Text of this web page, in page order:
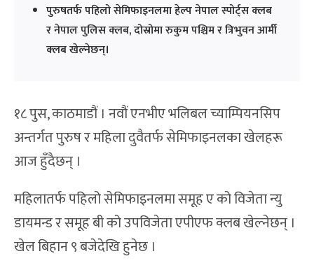
पुरुषतर्फ पहिलो सेमिफाइनलमा हेल्प नेपाल स्पोर्ट्स क्लब
र नेपाल पुलिस क्लब, दोस्रोमा रुकुम पश्चिम र त्रिभुवन आर्मी
क्लब खेल्नेछन्।
१८ पुस, काठमाडौं । नवौं एनभीए भलिबल च्याम्पियनसिप
अन्तर्गत पुरुष र महिला दुवैतर्फ सेमिफाइनलका खेलहरू
आज हुँदैछन् ।
महिलातर्फ पहिलो सेमिफाइनलमा समूह ए को विजेता न्यु
डायमन्ड र समूह बी को उपविजेता एपीएफ क्लब खेल्नेछन् ।
खेल बिहान ९ बजेदेखि हुनेछ ।